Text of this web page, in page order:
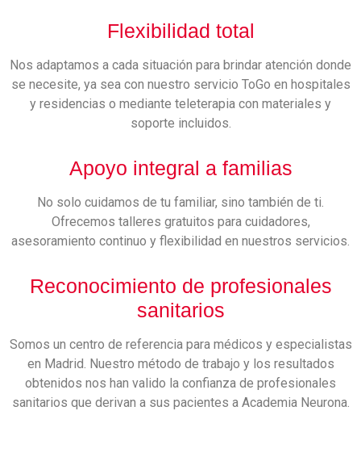
Flexibilidad total
Nos adaptamos a cada situación para brindar atención donde
se necesite, ya sea con nuestro servicio ToGo en hospitales
y residencias o mediante teleterapia con materiales y
soporte incluidos.
Apoyo integral a familias
No solo cuidamos de tu familiar, sino también de ti.
Ofrecemos talleres gratuitos para cuidadores,
asesoramiento continuo y flexibilidad en nuestros servicios.
Reconocimiento de profesionales
sanitarios
Somos un centro de referencia para médicos y especialistas
en Madrid. Nuestro método de trabajo y los resultados
obtenidos nos han valido la confianza de profesionales
sanitarios que derivan a sus pacientes a Academia Neurona.